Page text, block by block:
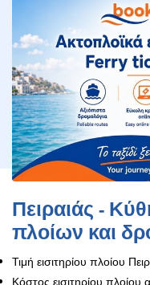
Πειραιάς -
πλοίων και
Τιμή εισιτηρίου πλοίου
Κόστος εισιτηρίου